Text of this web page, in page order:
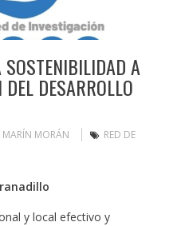
SOSTENIBILIDAD A
DESARROLLO
MARÍN MORÁN
RED DE
y local efectivo y